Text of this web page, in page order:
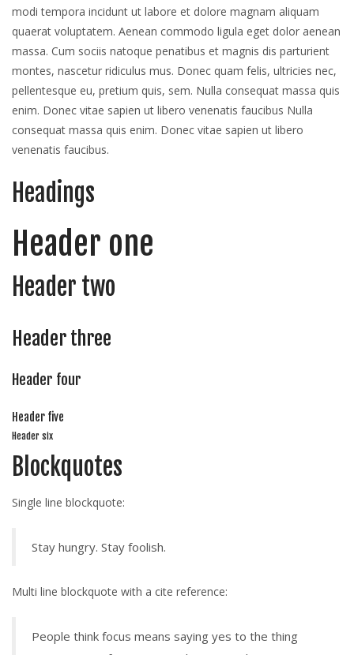
modi tempora incidunt ut labore et dolore magnam aliquam
quaerat voluptatem. Aenean commodo ligula eget dolor aenean
massa. Cum sociis natoque penatibus et magnis dis parturient
montes, nascetur ridiculus mus. Donec quam felis, ultricies nec,
pellentesque eu, pretium quis, sem. Nulla consequat massa quis
enim. Donec vitae sapien ut libero venenatis faucibus Nulla
consequat massa quis enim. Donec vitae sapien ut libero
venenatis faucibus.
Headings
Header one
Header two
Header three
Header four
Header five
Header six
Blockquotes
Single line blockquote:
Stay hungry. Stay foolish.
Multi line blockquote with a cite reference:
People think focus means saying yes to the thing